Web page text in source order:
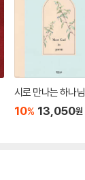
시로 만나는 하나님
10% 13,050원